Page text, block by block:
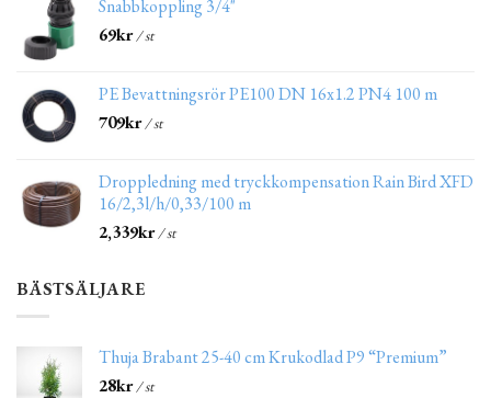
Snabbkoppling 3/4"
69kr/ st
PE Bevattningsrör PE100 DN 16x1.2 PN4 100 m
709kr/ st
Droppledning med tryckkompensation Rain Bird XFD
16/2,3l/h/0,33/100 m
2,339kr/ st
BÄSTSÄLJARE
Thuja Brabant 25-40 cm Krukodlad P9 “Premium”
28kr/ st